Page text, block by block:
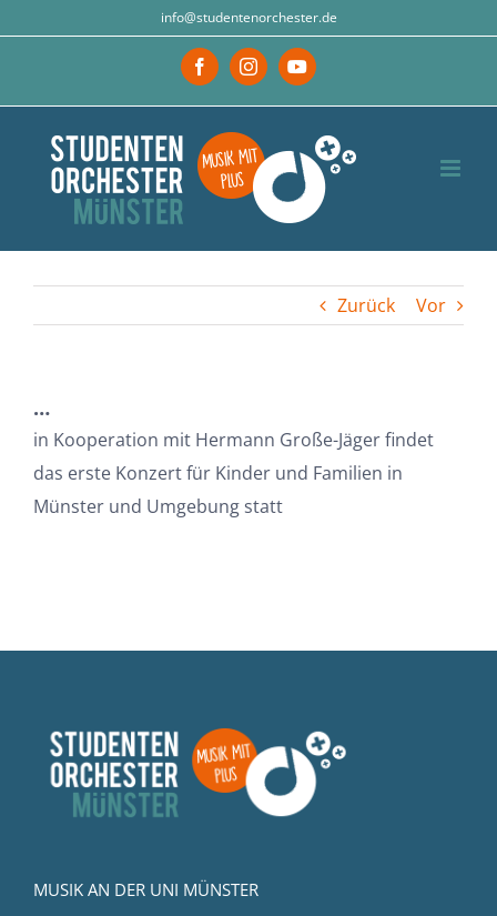
info@studentenorchester.de
FacebookInstagramYouTube
Zurück Vor
…
in Kooperation mit Hermann Große-Jäger findet
das erste Konzert für Kinder und Familien in
Münster und Umgebung statt
MUSIK AN DER UNI MÜNSTER